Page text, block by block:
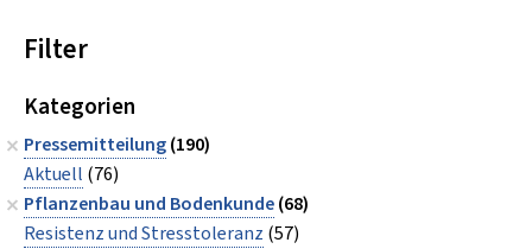
Filter
Kategorien
Pressemitteilung(190)
Aktuell (76)
Pflanzenbau und Bodenkunde(68)
Resistenz und Stresstoleranz (57)